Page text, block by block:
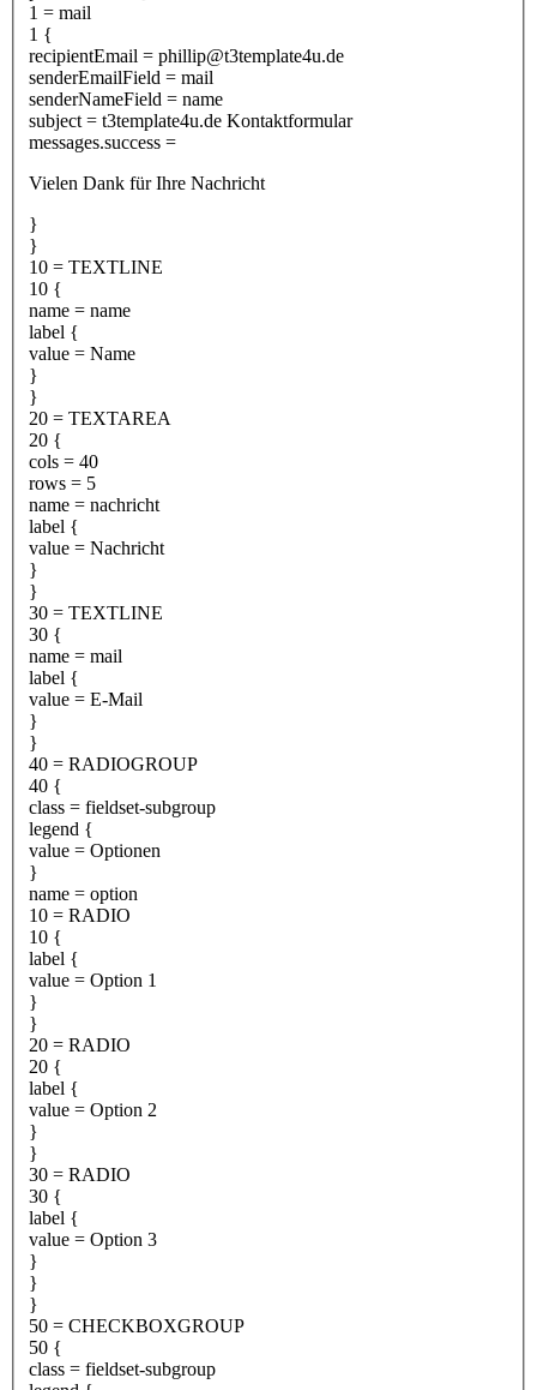
1 = mail
1 {
recipientEmail = phillip@t3template4u.de
senderEmailField = mail
senderNameField = name
subject = t3template4u.de Kontaktformular
messages.success =
Vielen Dank für Ihre Nachricht
}
}
10 = TEXTLINE
10 {
name = name
label {
value = Name
}
}
20 = TEXTAREA
20 {
cols = 40
rows = 5
name = nachricht
label {
value = Nachricht
}
}
30 = TEXTLINE
30 {
name = mail
label {
value = E-Mail
}
}
40 = RADIOGROUP
40 {
class = fieldset-subgroup
legend {
value = Optionen
}
name = option
10 = RADIO
10 {
label {
value = Option 1
}
}
20 = RADIO
20 {
label {
value = Option 2
}
}
30 = RADIO
30 {
label {
value = Option 3
}
}
}
50 = CHECKBOXGROUP
50 {
class = fieldset-subgroup